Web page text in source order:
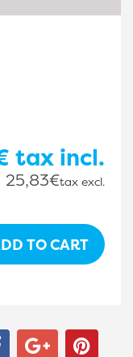
tax incl.
25,83€tax excl.
TO CART